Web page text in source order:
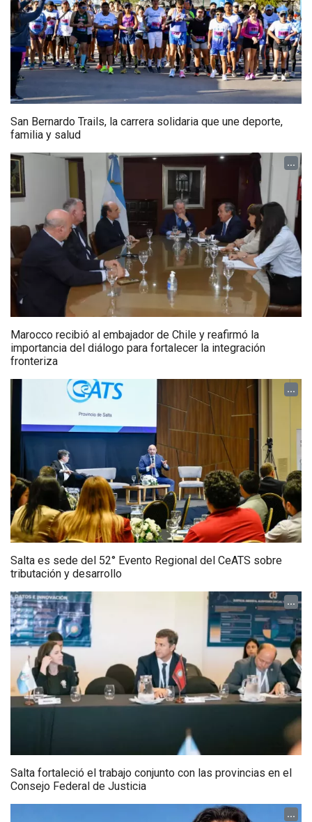
San Bernardo Trails, la carrera solidaria que une deporte,
familia y salud
...
Marocco recibió al embajador de Chile y reafirmó la
importancia del diálogo para fortalecer la integración
fronteriza
...
Salta es sede del 52° Evento Regional del CeATS sobre
tributación y desarrollo
...
Salta fortaleció el trabajo conjunto con las provincias en el
Consejo Federal de Justicia
...